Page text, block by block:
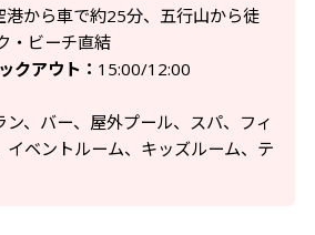
港から車で約25分、五行山から徒
・ビーチ直結
クアウト： 15:00/12:00
ン、バー、屋外プール、スパ、フィ
イベントルーム、キッズルーム、テ